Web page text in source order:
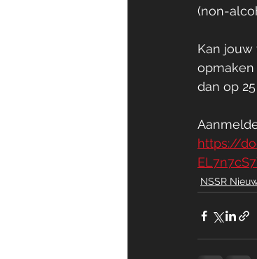
(non-
Kan
opmaken
dan op
https://
NSSR